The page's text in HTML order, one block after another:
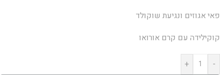
פאי אגוזים ונגיעת שוקולד
קוקילידה עם קרם אורואו
-
+